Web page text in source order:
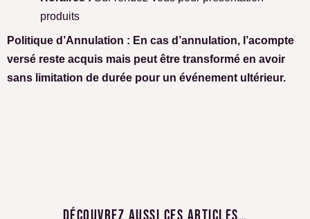
produits
Politique d’Annulation : En cas d’annulation, l’acompte
versé reste acquis mais peut être transformé en avoir
sans limitation de durée pour un événement ultérieur.